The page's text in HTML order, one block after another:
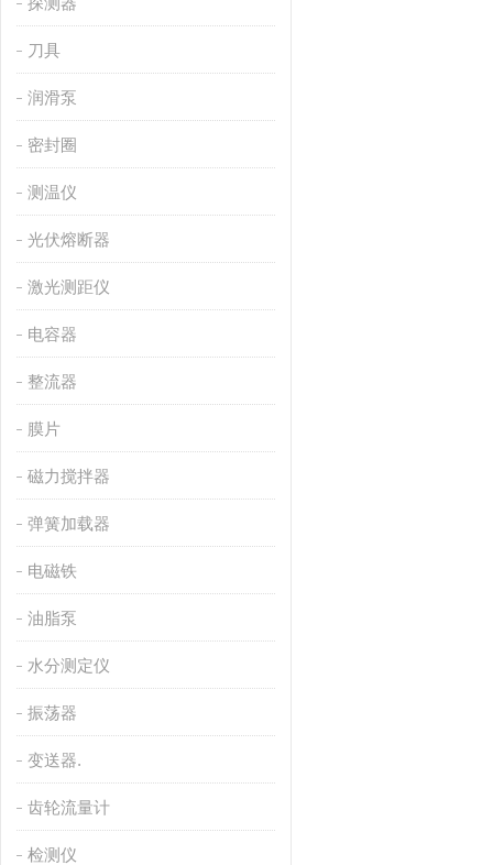
刀具
润滑泵
密封圈
测温仪
光伏熔断器
激光测距仪
电容器
整流器
膜片
磁力搅拌器
弹簧加载器
电磁铁
油脂泵
水分测定仪
振荡器
变送器.
齿轮流量计
检测仪